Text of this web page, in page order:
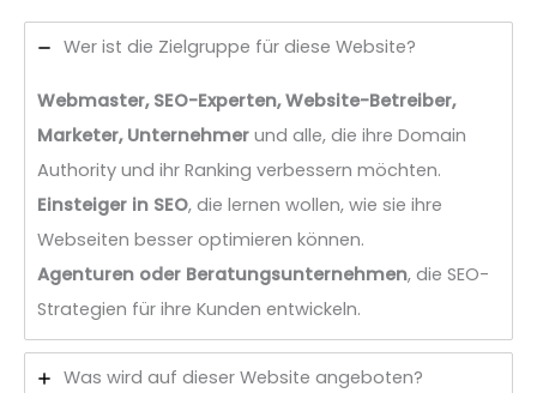
Wer ist die Zielgruppe für diese Website?
Webmaster, SEO-Experten, Website-Betreiber,
Marketer, Unternehmer und alle, die ihre Domain
Authority und ihr Ranking verbessern möchten.
Einsteiger in SEO, die lernen wollen, wie sie ihre
Webseiten besser optimieren können.
Agenturen oder Beratungsunternehmen, die SEO-
Strategien für ihre Kunden entwickeln.
Was wird auf dieser Website angeboten?